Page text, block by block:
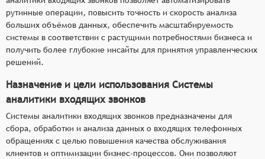
рутинные операции, повысить точность и скорость анализа
больших объёмов данных, обеспечить масштабируемость
системы в соответствии с растущими потребностями бизнеса и
получить более глубокие инсайты для принятия управленческих
решений.
Назначение и цели использования Системы
аналитики входящих звонков
Системы аналитики входящих звонков предназначены для
сбора, обработки и анализа данных о входящих телефонных
обращениях с целью повышения качества обслуживания
клиентов и оптимизации бизнес-процессов. Они позволяют